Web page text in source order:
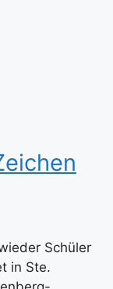
Schüler
in Ste.